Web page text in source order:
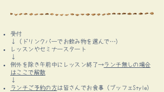
受付
↓（ドリンクバーでお飲み物を選んで…）
レッスンやセミナースタート
↓
例外を除き午前中にレッスン終了→ランチ無しの場合
はここで解散
↓
ランチご予約の方は 皆さんでお食事（ブッフェStyle）